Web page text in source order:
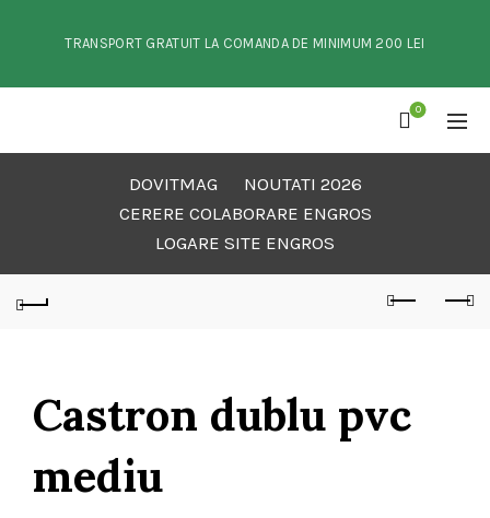
TRANSPORT GRATUIT LA COMANDA DE MINIMUM 200 LEI
0
DOVITMAG
NOUTATI 2026
CERERE COLABORARE ENGROS
LOGARE SITE ENGROS
Castron dublu pvc
mediu